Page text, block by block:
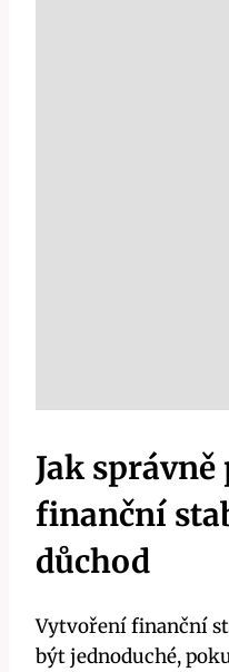
Jak
finanční
důchod
Vytvoření finanční⁢
být jednoduché,